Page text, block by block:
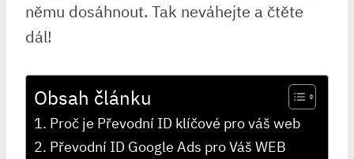
němu dosáhnout. Tak neváhejte a čtěte
dál!
Obsah článku
Proč je Převodní ID klíčové pro váš web
Převodní ID Google Ads pro Váš WEB